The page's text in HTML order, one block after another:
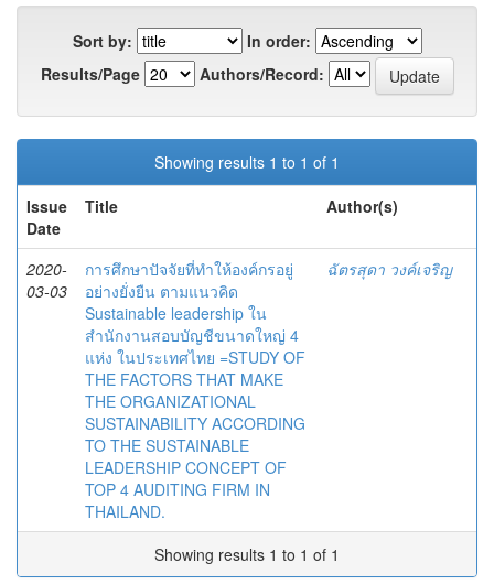
Sort by:
In order:
Results/Page
Authors/Record:
Showing results 1 to 1 of 1
Issue
Date
Title Author(s)
2020-
03-03
การศึกษาปัจจัยที่ทำให้องค์กรอยู่
อย่างยั่งยืน ตามแนวคิด
Sustainable leadership ใน
สำนักงานสอบบัญชีขนาดใหญ่ 4
แห่ง ในประเทศไทย =STUDY OF
THE FACTORS THAT MAKE
THE ORGANIZATIONAL
SUSTAINABILITY ACCORDING
TO THE SUSTAINABLE
LEADERSHIP CONCEPT OF
TOP 4 AUDITING FIRM IN
THAILAND.
ฉัตรสุดา วงค์เจริญ
Showing results 1 to 1 of 1